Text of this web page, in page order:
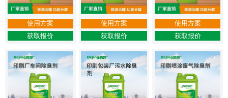
使用方案
获取报价
使用方案
获取报价
使用方案
获取报价